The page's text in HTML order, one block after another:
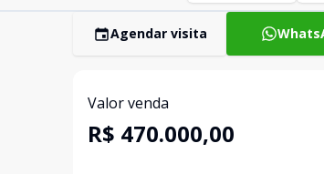
Agendar visita
Valor venda
R$ 470.000,00